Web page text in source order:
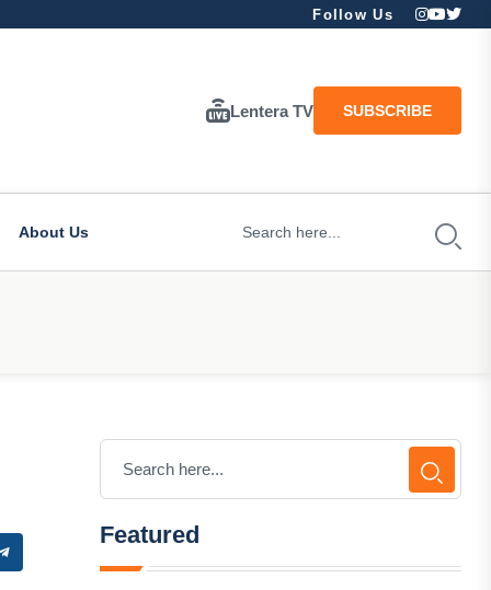
Follow Us
Lentera TV SUBSCRIBE
About Us
Featured